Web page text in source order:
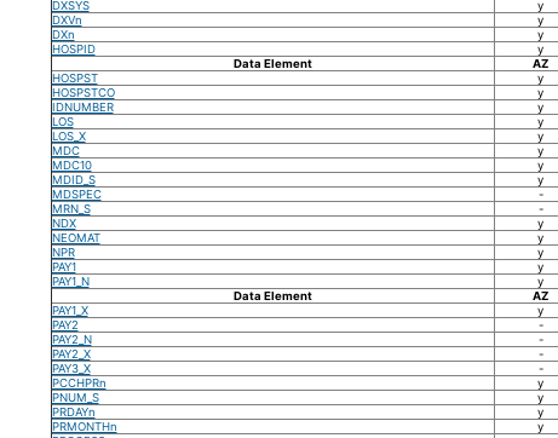
DXSYS
y
DXVn
y
DXn
y
HOSPID
y
Data Element
AZ
HOSPST
y
HOSPSTCO
y
IDNUMBER
y
LOS
y
LOS_X
y
MDC
y
MDC10
y
MDID_S
y
MDSPEC
-
MRN_S
-
NDX
y
NEOMAT
y
NPR
y
PAY1
y
PAY1_N
y
Data Element
AZ
PAY1_X
y
PAY2
-
PAY2_N
-
PAY2_X
-
PAY3_X
-
PCCHPRn
y
PNUM_S
y
PRDAYn
y
PRMONTHn
y